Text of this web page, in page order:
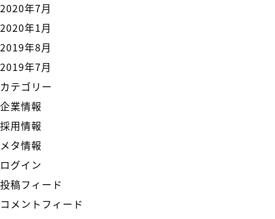
2020年7月
2020年1月
2019年8月
2019年7月
カテゴリー
企業情報
採用情報
メタ情報
ログイン
投稿フィード
コメントフィード